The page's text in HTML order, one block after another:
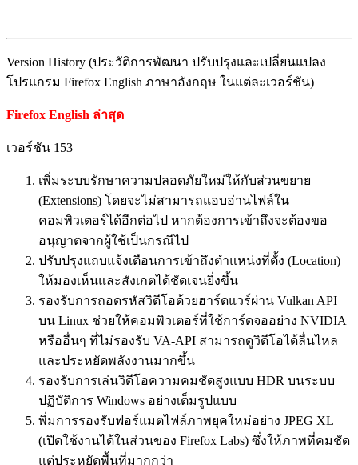
Version History (ประวัติการพัฒนา ปรับปรุงและเปลี่ยนแปลง
โปรแกรม Firefox English ภาษาอังกฤษ ในแต่ละเวอร์ชัน)
Firefox English ล่าสุด
เวอร์ชัน 153
เพิ่มระบบรักษาความปลอดภัยใหม่ให้กับส่วนขยาย
(Extensions) โดยจะไม่สามารถแอบอ่านไฟล์ใน
คอมพิวเตอร์ได้อีกต่อไป หากต้องการเข้าถึงจะต้องขอ
อนุญาตจากผู้ใช้เป็นกรณีไป
ปรับปรุงแถบแจ้งเตือนการเข้าถึงตำแหน่งที่ตั้ง (Location)
ให้มองเห็นและสังเกตได้ชัดเจนยิ่งขึ้น
รองรับการถอดรหัสวิดีโอด้วยฮาร์ดแวร์ผ่าน Vulkan API
บน Linux ช่วยให้คอมพิวเตอร์ที่ใช้การ์ดจออย่าง NVIDIA
หรืออื่นๆ ที่ไม่รองรับ VA-API สามารถดูวิดีโอได้ลื่นไหล
และประหยัดพลังงานมากขึ้น
รองรับการเล่นวิดีโอความคมชัดสูงแบบ HDR บนระบบ
ปฏิบัติการ Windows อย่างเต็มรูปแบบ
พิ่มการรองรับฟอร์แมตไฟล์ภาพยุคใหม่อย่าง JPEG XL
(เปิดใช้งานได้ในส่วนของ Firefox Labs) ซึ่งให้ภาพที่คมชัด
แต่ประหยัดพื้นที่มากกว่า